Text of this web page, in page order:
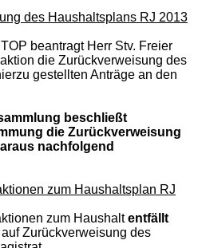
des Haushaltsplans RJ 2013
beantragt Herr Stv. Freier
die Zurückverweisung des
gestellten Anträge an den
beschließt
die Zurückverweisung
nachfolgend
zum Haushaltsplan RJ
zum Haushaltentfällt
Zurückverweisung des